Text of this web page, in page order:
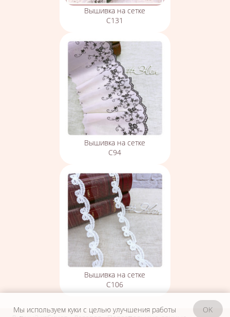
Вышивка на сетке
С131
Вышивка на сетке
С94
Вышивка на сетке
С106
Мы используем куки с целью улучшения работы
OK